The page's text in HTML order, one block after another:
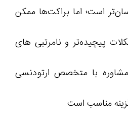
است؛ اما براکت‌ها ممکن
پیچیده‌تر و نامرتبی های
مشاوره با متخصص ارتودنسی
مناسب است.